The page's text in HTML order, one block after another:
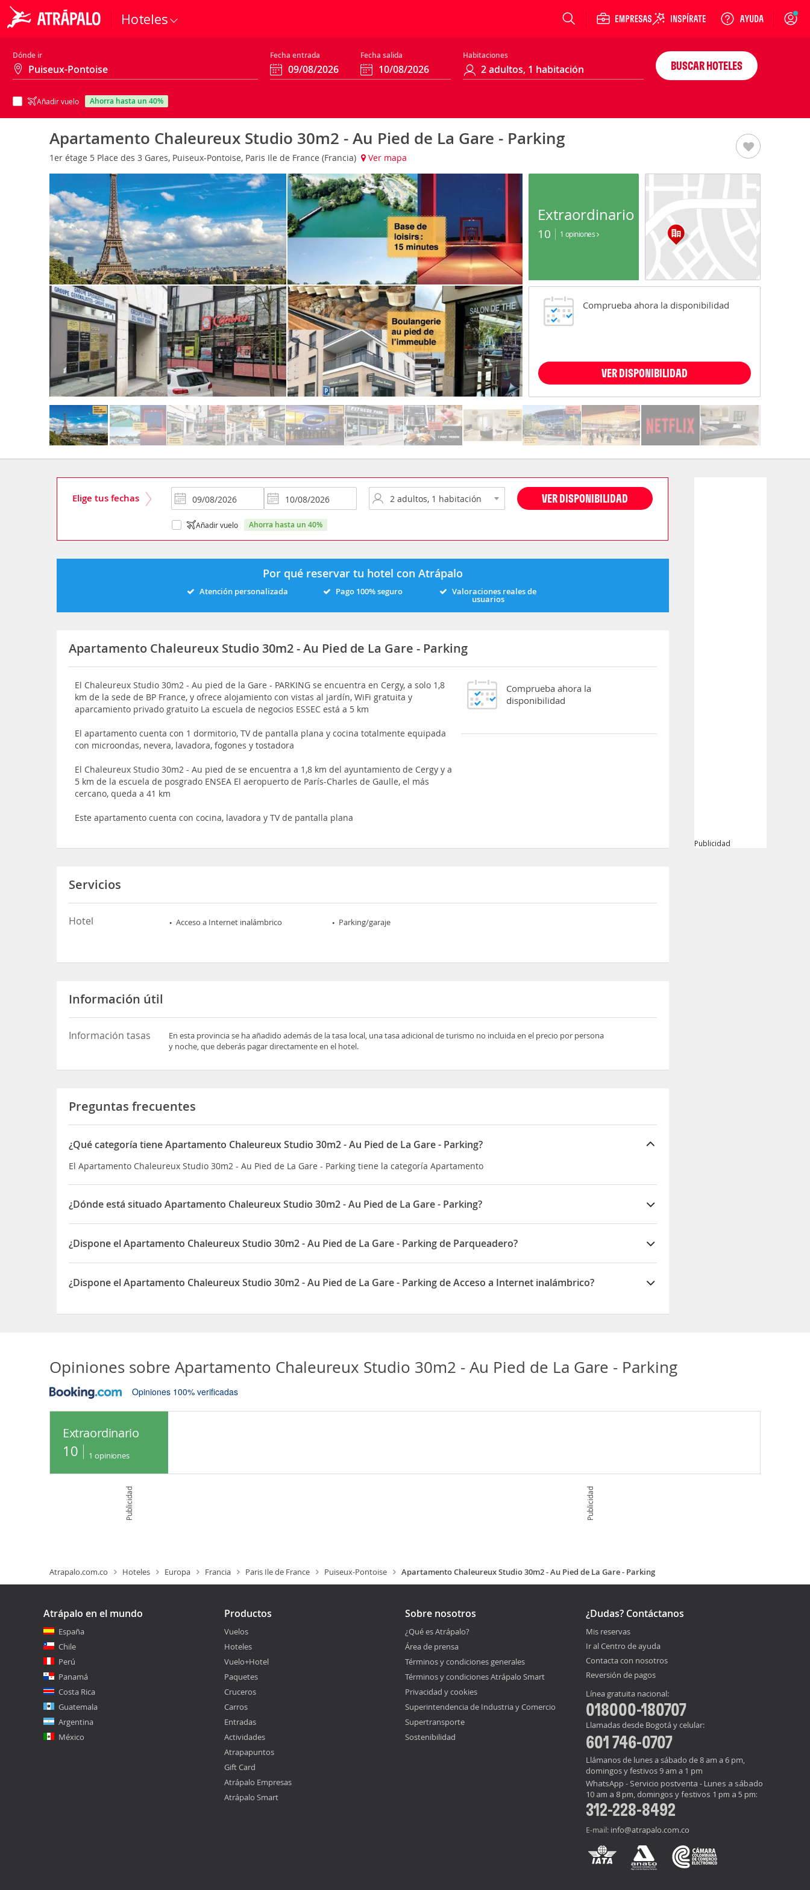
Hoteles Login
Dónde ir Fecha entrada Fecha salida Habitaciones
Añadir vuelo ahorra hasta un 40%
BUSCAR HOTELES
Apartamento Chaleureux Studio 30m2 - Au Pied de La Gare - Parking
1er étage 5 Place des 3 Gares, Puiseux-Pontoise, Paris Ile de France (Francia) Ver mapa
Extraordinario
10 1 opiniones
Comprueba ahora la disponibilidad
VER DISPONIBILIDAD
Elige tus fechas VER DISPONIBILIDAD
Añadir vuelo ahorra hasta un 40%
Por qué reservar tu hotel con Atrápalo
Atención personalizada Pago 100% seguro Valoraciones reales de
usuarios
Apartamento Chaleureux Studio 30m2 - Au Pied de La Gare - Parking
El Chaleureux Studio 30m2 - Au pied de la Gare - PARKING se encuentra en Cergy, a solo 1,8
km de la sede de BP France, y ofrece alojamiento con vistas al jardín, WiFi gratuita y
aparcamiento privado gratuito La escuela de negocios ESSEC está a 5 km
El apartamento cuenta con 1 dormitorio, TV de pantalla plana y cocina totalmente equipada
con microondas, nevera, lavadora, fogones y tostadora
El Chaleureux Studio 30m2 - Au pied de se encuentra a 1,8 km del ayuntamiento de Cergy y a
5 km de la escuela de posgrado ENSEA El aeropuerto de París-Charles de Gaulle, el más
cercano, queda a 41 km
Este apartamento cuenta con cocina, lavadora y TV de pantalla plana
Comprueba ahora la
disponibilidad
Servicios
Hotel Acceso a Internet inalámbrico Parking/garaje
Información útil
Información tasas
En esta provincia se ha añadido además de la tasa local, una tasa adicional de turismo no incluida en el precio por persona
y noche, que deberás pagar directamente en el hotel.
Preguntas frecuentes
¿Qué categoría tiene Apartamento Chaleureux Studio 30m2 - Au Pied de La Gare - Parking?
El Apartamento Chaleureux Studio 30m2 - Au Pied de La Gare - Parking tiene la categoría Apartamento
¿Dónde está situado Apartamento Chaleureux Studio 30m2 - Au Pied de La Gare - Parking?
El Apartamento Chaleureux Studio 30m2 - Au Pied de La Gare - Parking está situado en 1er étage 5 Place des 3 Gares
¿Dispone el Apartamento Chaleureux Studio 30m2 - Au Pied de La Gare - Parking de Parqueadero?
Sí, el Apartamento Chaleureux Studio 30m2 - Au Pied de La Gare - Parking dispone de Parqueadero
¿Dispone el Apartamento Chaleureux Studio 30m2 - Au Pied de La Gare - Parking de Acceso a Internet inalámbrico?
Publicidad
Opiniones sobre Apartamento Chaleureux Studio 30m2 - Au Pied de La Gare - Parking
Opiniones 100% verificadas
Extraordinario
10 1 opiniones
Publicidad Publicidad
Atrapalo.com.co Hoteles Europa Francia Paris Ile de France Puiseux-Pontoise Apartamento Chaleureux Studio 30m2 - Au Pied de La Gare - Parking
Atrápalo en el mundo
España
Chile
Perú
Panamá
Costa Rica
Guatemala
Argentina
México
Productos
Vuelos
Hoteles
Vuelo+Hotel
Paquetes
Cruceros
Carros
Entradas
Actividades
Atrapapuntos
Gift Card
Atrápalo Empresas
Atrápalo Smart
Sobre nosotros
¿Qué es Atrápalo?
Área de prensa
Términos y condiciones generales
Términos y condiciones Atrápalo Smart
Privacidad y cookies
Superintendencia de Industria y Comercio
Supertransporte
Sostenibilidad
¿Dudas? Contáctanos
Mis reservas
Ir al Centro de ayuda
Contacta con nosotros
Reversión de pagos
Línea gratuita nacional:
018000-180707
Llamadas desde Bogotá y celular:
601 746-0707
Llámanos de lunes a sábado de 8 am a 6 pm,
domingos y festivos 9 am a 1 pm
WhatsApp - Servicio postventa - Lunes a sábado
10 am a 8 pm, domingos y festivos 1 pm a 5 pm:
312-228-8492
E-mail: info@atrapalo.com.co